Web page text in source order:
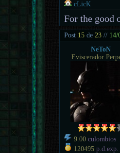
cLicK
For the good
Post 15 de 23 // 14/
NeToN
Eviscerador
9.00 culombios
120495 p.d.exp.